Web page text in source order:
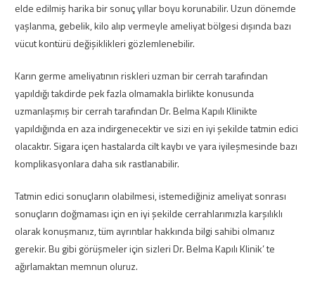
elde edilmiş harika bir sonuç yıllar boyu korunabilir. Uzun dönemde
yaşlanma, gebelik, kilo alıp vermeyle ameliyat bölgesi dışında bazı
vücut kontürü değişiklikleri gözlemlenebilir.
Karın germe ameliyatının riskleri uzman bir cerrah tarafından
yapıldığı takdirde pek fazla olmamakla birlikte konusunda
uzmanlaşmış bir cerrah tarafından Dr. Belma Kapılı Klinikte
yapıldığında en aza indirgenecektir ve sizi en iyi şekilde tatmin edici
olacaktır. Sigara içen hastalarda cilt kaybı ve yara iyileşmesinde bazı
komplikasyonlara daha sık rastlanabilir.
Tatmin edici sonuçların olabilmesi, istemediğiniz ameliyat sonrası
sonuçların doğmaması için en iyi şekilde cerrahlarımızla karşılıklı
olarak konuşmanız, tüm ayrıntılar hakkında bilgi sahibi olmanız
gerekir. Bu gibi görüşmeler için sizleri Dr. Belma Kapılı Klinik’ te
ağırlamaktan memnun oluruz.